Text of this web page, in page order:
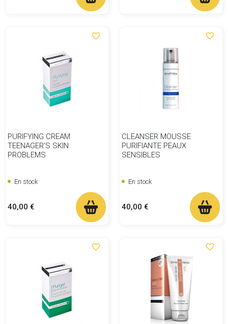
favorite_border
PURIFYING CREAM
TEENAGER'S SKIN
PROBLEMS
En stock
Prix
40,00 €
favorite_border
CLEANSER MOUSSE
PURIFIANTE PEAUX
SENSIBLES
En stock
Prix
40,00 €
favorite_border favorite_border